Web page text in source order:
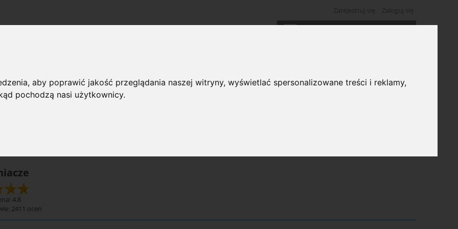
aby poprawić jakość przeglądania naszej witryny, wyświetlać spersonalizowane treści i reklamy,
pochodzą nasi użytkownicy.
4.8
2411 ocen